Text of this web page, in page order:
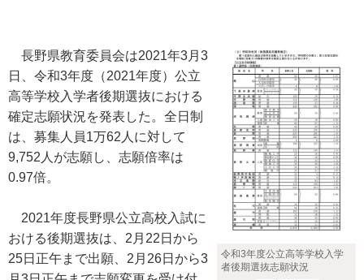
令和3年度公立高等学校入学
者後期選抜志願状況
長野県教育委員会は2021年3月3
日、令和3年度（2021年度）公立
高等学校入学者後期選抜における
確定志願状況を発表した。全日制
は、募集人員1万62人に対して
9,752人が志願し、志願倍率は
0.97倍。
2021年度長野県公立高校入試に
おける後期選抜は、2月22日から
25日正午まで出願、2月26日から3